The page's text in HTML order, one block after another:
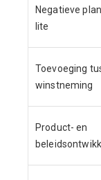
Negatieve
lite
Toevoeging
winstneming
Product- en